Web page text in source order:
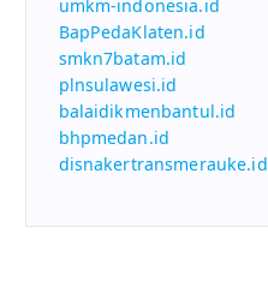
umkm-indonesia.id
BapPedaKlaten.id
smkn7batam.id
plnsulawesi.id
balaidikmenbantul.id
bhpmedan.id
disnakertransmerauke.id